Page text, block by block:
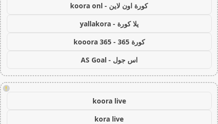
كورة اون لاين - koora onl
يلا كورة - yallakora
كورة 365 - kooora 365
اس جول - AS Goal
!
koora live
kora live